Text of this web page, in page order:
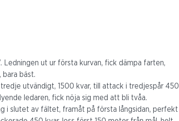
Ledningen ut ur första kurvan, fick dämpa farten,
bäst.
utvändigt, 1500 kvar, till attack i tredjespår 450
ledaren, fick nöja sig med att bli tvåa.
i slutet av fältet, framåt på första långsidan, perfekt